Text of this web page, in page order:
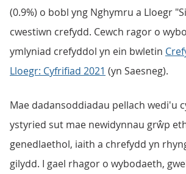
(0.9%) o bobl yng Nghymru a Lloegr
cwestiwn crefydd. Cewch ragor o
ymlyniad crefyddol yn ein bwletin
Lloegr: Cyfrifiad 2021 (yn Saesneg).
Mae dadansoddiadau pellach wedi'u
ystyried sut mae newidynnau grŵp
genedlaethol, iaith a chrefydd yn
gilydd. I gael rhagor o wybodaeth,